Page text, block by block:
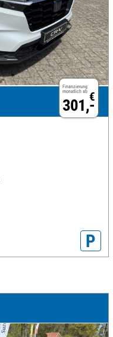
Finanzierung
monatlich ab €
301,-
P